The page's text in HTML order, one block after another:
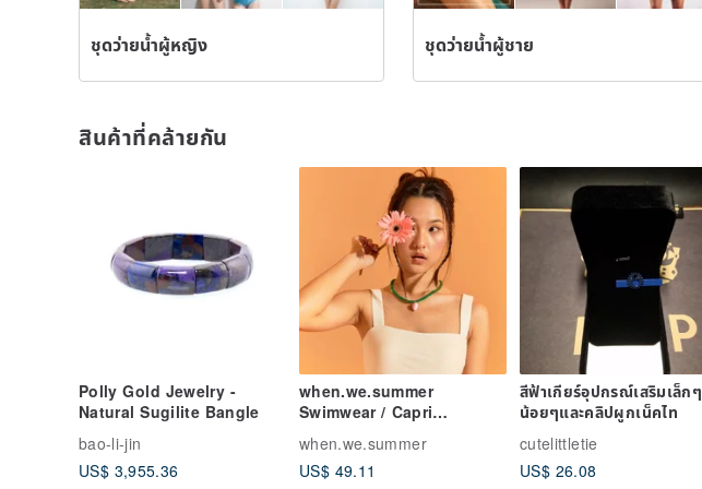
ชุดว่ายน้ำผู้หญิง ชุดว่ายน้ำผู้ชาย
สินค้าที่คล้ายกัน
Polly Gold Jewelry -
Natural Sugilite Bangle
bao-li-jin
US$ 3,955.36
when.we.summer
Swimwear / Capri
Collection Fettu Bra (Only
top)
when.we.summer
US$ 49.11
สีฟ้าเกียร์อุปกรณ์เสริมเล็กๆ
น้อยๆและคลิปผูกเน็คไท
cutelittletie
US$ 26.08